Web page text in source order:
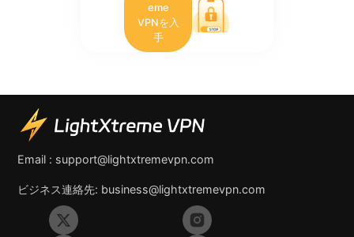
eme
VPNを入
手
Email : support@lightxtremevpn.com
ビジネス連絡先: business@lightxtremevpn.com